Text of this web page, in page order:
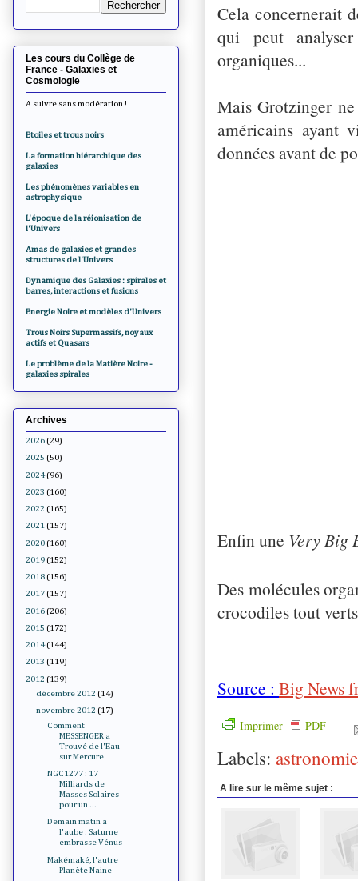
Cela concernerait
qui peut
organiques...
Mais Grotzinger
américains ayant v
données avant de
Enfin une Very Big
Des molécules
crocodiles tout
Source : Big News
Imprimer PDF
Labels: astronomie
A lire sur le même sujet :
Les cours du Collège de
France - Galaxies et
Cosmologie
A suivre sans modération !
Etoiles et trous noirs
La formation hiérarchique des
galaxies
Les phénomènes variables en
astrophysique
L'époque de la réionisation de
l'Univers
Amas de galaxies et grandes
structures de l'Univers
Dynamique des Galaxies : spirales et
barres, interactions et fusions
Energie Noire et modèles d'Univers
Trous Noirs Supermassifs, noyaux
actifs et Quasars
Le problème de la Matière Noire -
galaxies spirales
Archives
2026 (29)
2025 (50)
2024 (96)
2023 (160)
2022 (165)
2021 (157)
2020 (160)
2019 (152)
2018 (156)
2017 (157)
2016 (206)
2015 (172)
2014 (144)
2013 (119)
2012 (139)
décembre 2012 (14)
novembre 2012 (17)
Comment
MESSENGER a
Trouvé de l'Eau
sur Mercure
NGC1277 : 17
Milliards de
Masses Solaires
pour un ...
Demain matin à
l'aube : Saturne
embrasse Vénus
Makémaké, l'autre
Planète Naine